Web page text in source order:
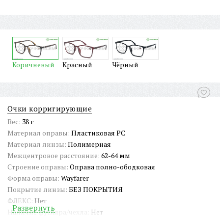
Коричневый Красный Чёрный
Очки корригирующие
Вес: 38 г
Материал оправы: Пластиковая PC
Материал линзы: Полимерная
Межцентровое расстояние: 62-64 мм
Строение оправы: Оправа полно-ободковая
Форма оправы: Wayfarer
Покрытие линзы: БЕЗ ПОКРЫТИЯ
ФЛЕКС: Нет
Наличие футляра/чехла: Нет
Развернуть